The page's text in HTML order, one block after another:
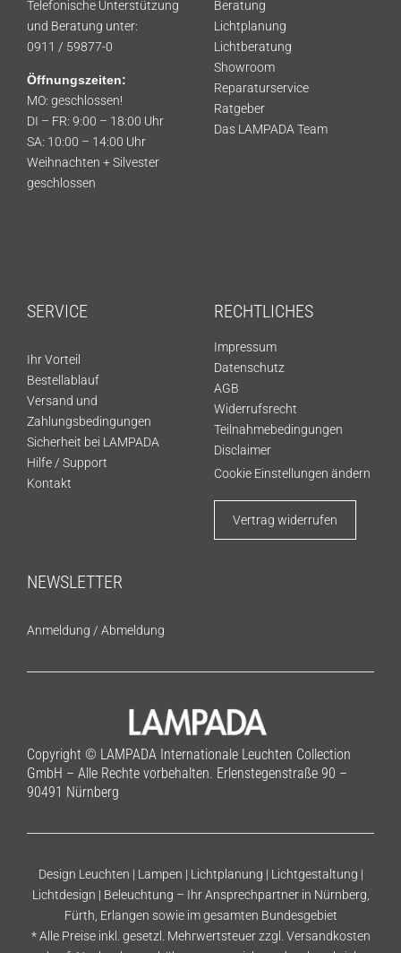
Telefonische Unterstützung
und Beratung unter:
0911 / 59877-0
Öffnungszeiten:
MO: geschlossen!
DI – FR: 9:00 – 18:00 Uhr
SA: 10:00 – 14:00 Uhr
Weihnachten + Silvester
geschlossen
Beratung
Lichtplanung
Lichtberatung
Showroom
Reparaturservice
Ratgeber
Das LAMPADA Team
SERVICE
Ihr Vorteil
Bestellablauf
Versand und
Zahlungsbedingungen
Sicherheit bei LAMPADA
Hilfe / Support
Kontakt
RECHTLICHES
Impressum
Datenschutz
AGB
Widerrufsrecht
Teilnahmebedingungen
Disclaimer
Cookie Einstellungen ändern
Vertrag widerrufen
NEWSLETTER
Anmeldung / Abmeldung
Copyright © LAMPADA Internationale Leuchten Collection
GmbH – Alle Rechte vorbehalten. Erlenstegenstraße 90 –
90491 Nürnberg
Design Leuchten | Lampen | Lichtplanung | Lichtgestaltung |
Lichtdesign | Beleuchtung – Ihr Ansprechpartner in Nürnberg,
Fürth, Erlangen sowie im gesamten Bundesgebiet
* Alle Preise inkl. gesetzl. Mehrwertsteuer zzgl. Versandkosten